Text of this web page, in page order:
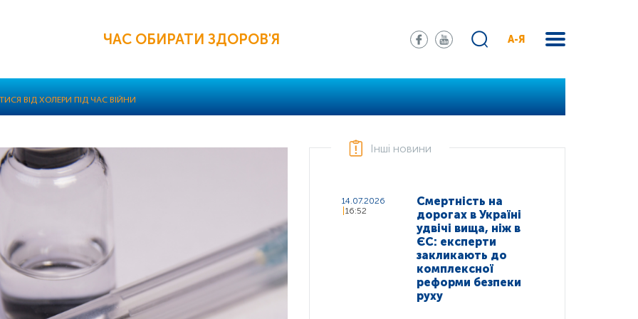
ЧАС ОБИРАТИ ЗДОРОВ'Я А-Я
ВІД ХОЛЕРИ ПІД ЧАС ВІЙНИ
Інші новини
14.07.2026
16:52
Смертність на
дорогах в Україні
удвічі вища, ніж в
ЄС: експерти
закликають до
комплексної
реформи безпеки
руху